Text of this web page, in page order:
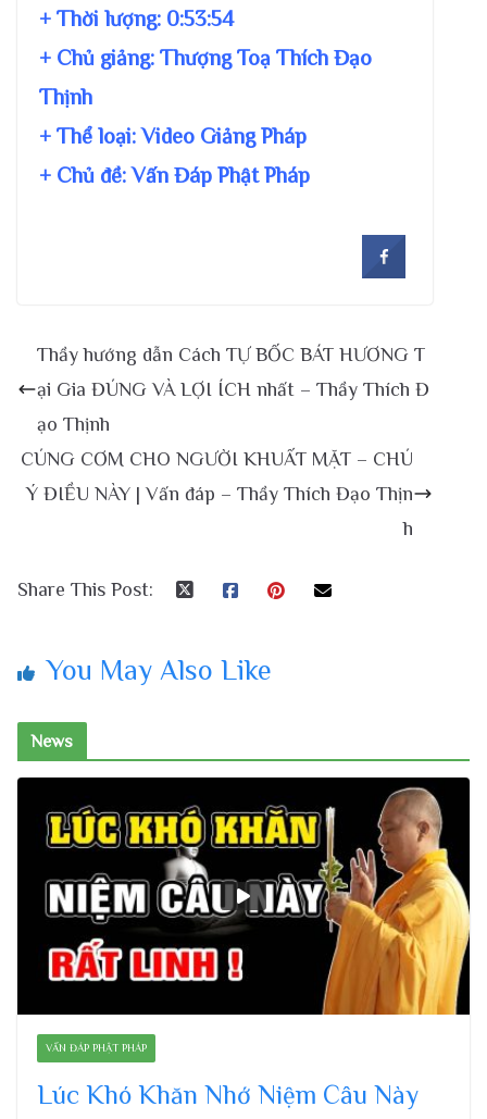
+ Thời lượng: 0:53:54
+ Chủ giảng: Thượng Toạ Thích Đạo
Thịnh
+ Thể loại: Video Giảng Pháp
+ Chủ đề:Vấn Đáp Phật Pháp
Thầy hướng dẫn Cách TỰ BỐC BÁT HƯƠNG T
ại Gia ĐÚNG VÀ LỢI ÍCH nhất – Thầy Thích Đ
ạo Thịnh
CÚNG CƠM CHO NGƯỜI KHUẤT MẶT – CHÚ
Ý ĐIỀU NÀY | Vấn đáp – Thầy Thích Đạo Thịn
h
Share This Post:
You May Also Like
News
VẤN ĐÁP PHẬT PHÁP
Lúc Khó Khăn Nhớ Niệm Câu Này